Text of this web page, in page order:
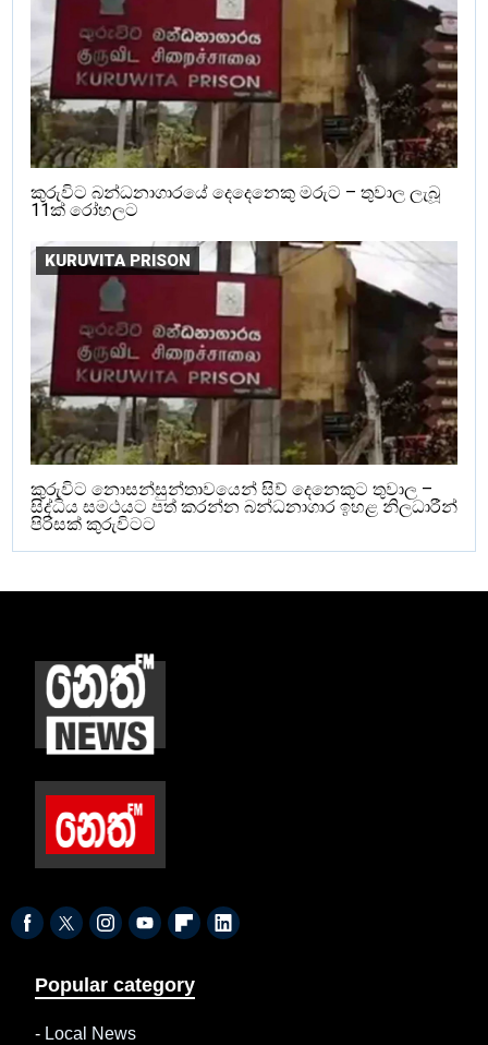
කුරුවිට බන්ධනාගාරයේ දෙදෙනෙකු මරුට – තුවාල ලැබූ
11ක් රෝහලට
KURUVITA PRISON
කුරුවිට නොසන්සුන්තාවයෙන් සිව් දෙනෙකුට තුවාල –
සිද්ධිය සමථයට පත් කරන්න බන්ධනාගාර ඉහළ නිලධාරීන්
පිරිසක් කුරුවිටට
Popular category
- Local News